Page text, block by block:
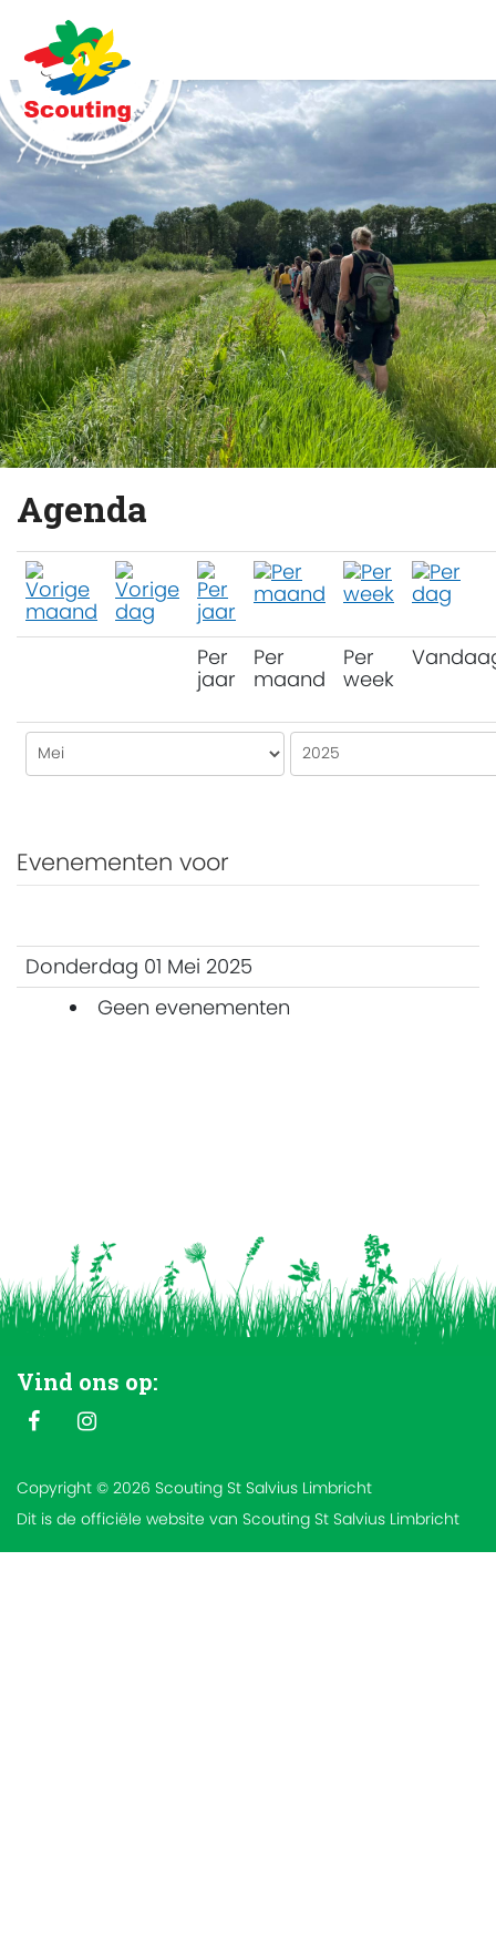
Agenda
Per
jaar
Per
maand
Per
week
Evenementen voor
Donderdag 01 Mei 2025
Geen evenementen
Vind ons op:
Copyright © 2026 Scouting St Salvius Limbricht
Dit is de officiële website van Scouting St Salvius Limbricht